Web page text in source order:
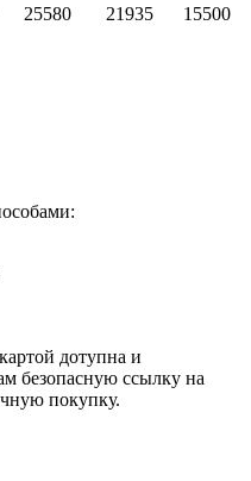
25580 21935
15500
дотупна и
безопасную ссылку на
покупку.